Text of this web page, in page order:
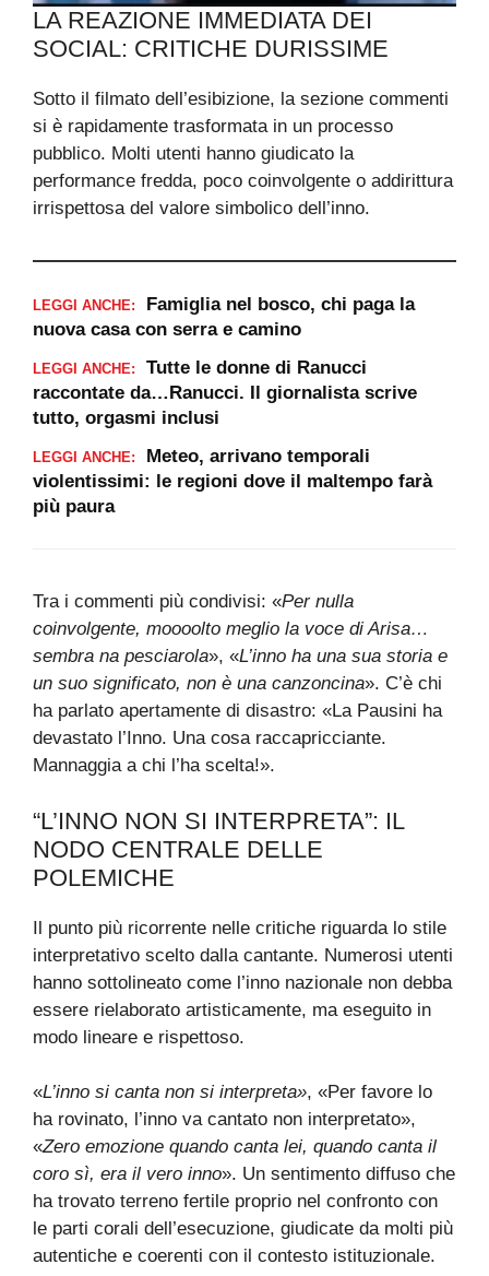
LA REAZIONE IMMEDIATA DEI
SOCIAL: CRITICHE DURISSIME
Sotto il filmato dell’esibizione, la sezione commenti
si è rapidamente trasformata in un processo
pubblico. Molti utenti hanno giudicato la
performance fredda, poco coinvolgente o addirittura
irrispettosa del valore simbolico dell’inno.
LEGGI ANCHE:
Famiglia nel bosco, chi paga la
nuova casa con serra e camino
LEGGI ANCHE:
Tutte le donne di Ranucci
raccontate da…Ranucci. Il giornalista scrive
tutto, orgasmi inclusi
LEGGI ANCHE:
Meteo, arrivano temporali
violentissimi: le regioni dove il maltempo farà
più paura
Tra i commenti più condivisi: «Per nulla
coinvolgente, moooolto meglio la voce di Arisa…
sembra na pesciarola», «L’inno ha una sua storia e
un suo significato, non è una canzoncina». C’è chi
ha parlato apertamente di disastro: «La Pausini ha
devastato l’Inno. Una cosa raccapricciante.
Mannaggia a chi l’ha scelta!».
“L’INNO NON SI INTERPRETA”: IL
NODO CENTRALE DELLE
POLEMICHE
Il punto più ricorrente nelle critiche riguarda lo stile
interpretativo scelto dalla cantante. Numerosi utenti
hanno sottolineato come l’inno nazionale non debba
essere rielaborato artisticamente, ma eseguito in
modo lineare e rispettoso.
«L’inno si canta non si interpreta», «Per favore lo
ha rovinato, l’inno va cantato non interpretato»,
«Zero emozione quando canta lei, quando canta il
coro sì, era il vero inno». Un sentimento diffuso che
ha trovato terreno fertile proprio nel confronto con
le parti corali dell’esecuzione, giudicate da molti più
autentiche e coerenti con il contesto istituzionale.